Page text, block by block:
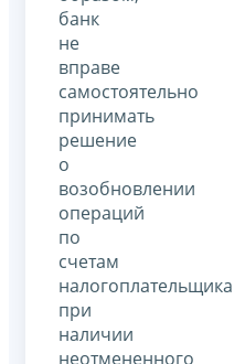
банк
не
вправе
самостоятельно
принимать
решение
о
возобновлении
операций
по
счетам
налогоплательщика
при
наличии
неотмененного